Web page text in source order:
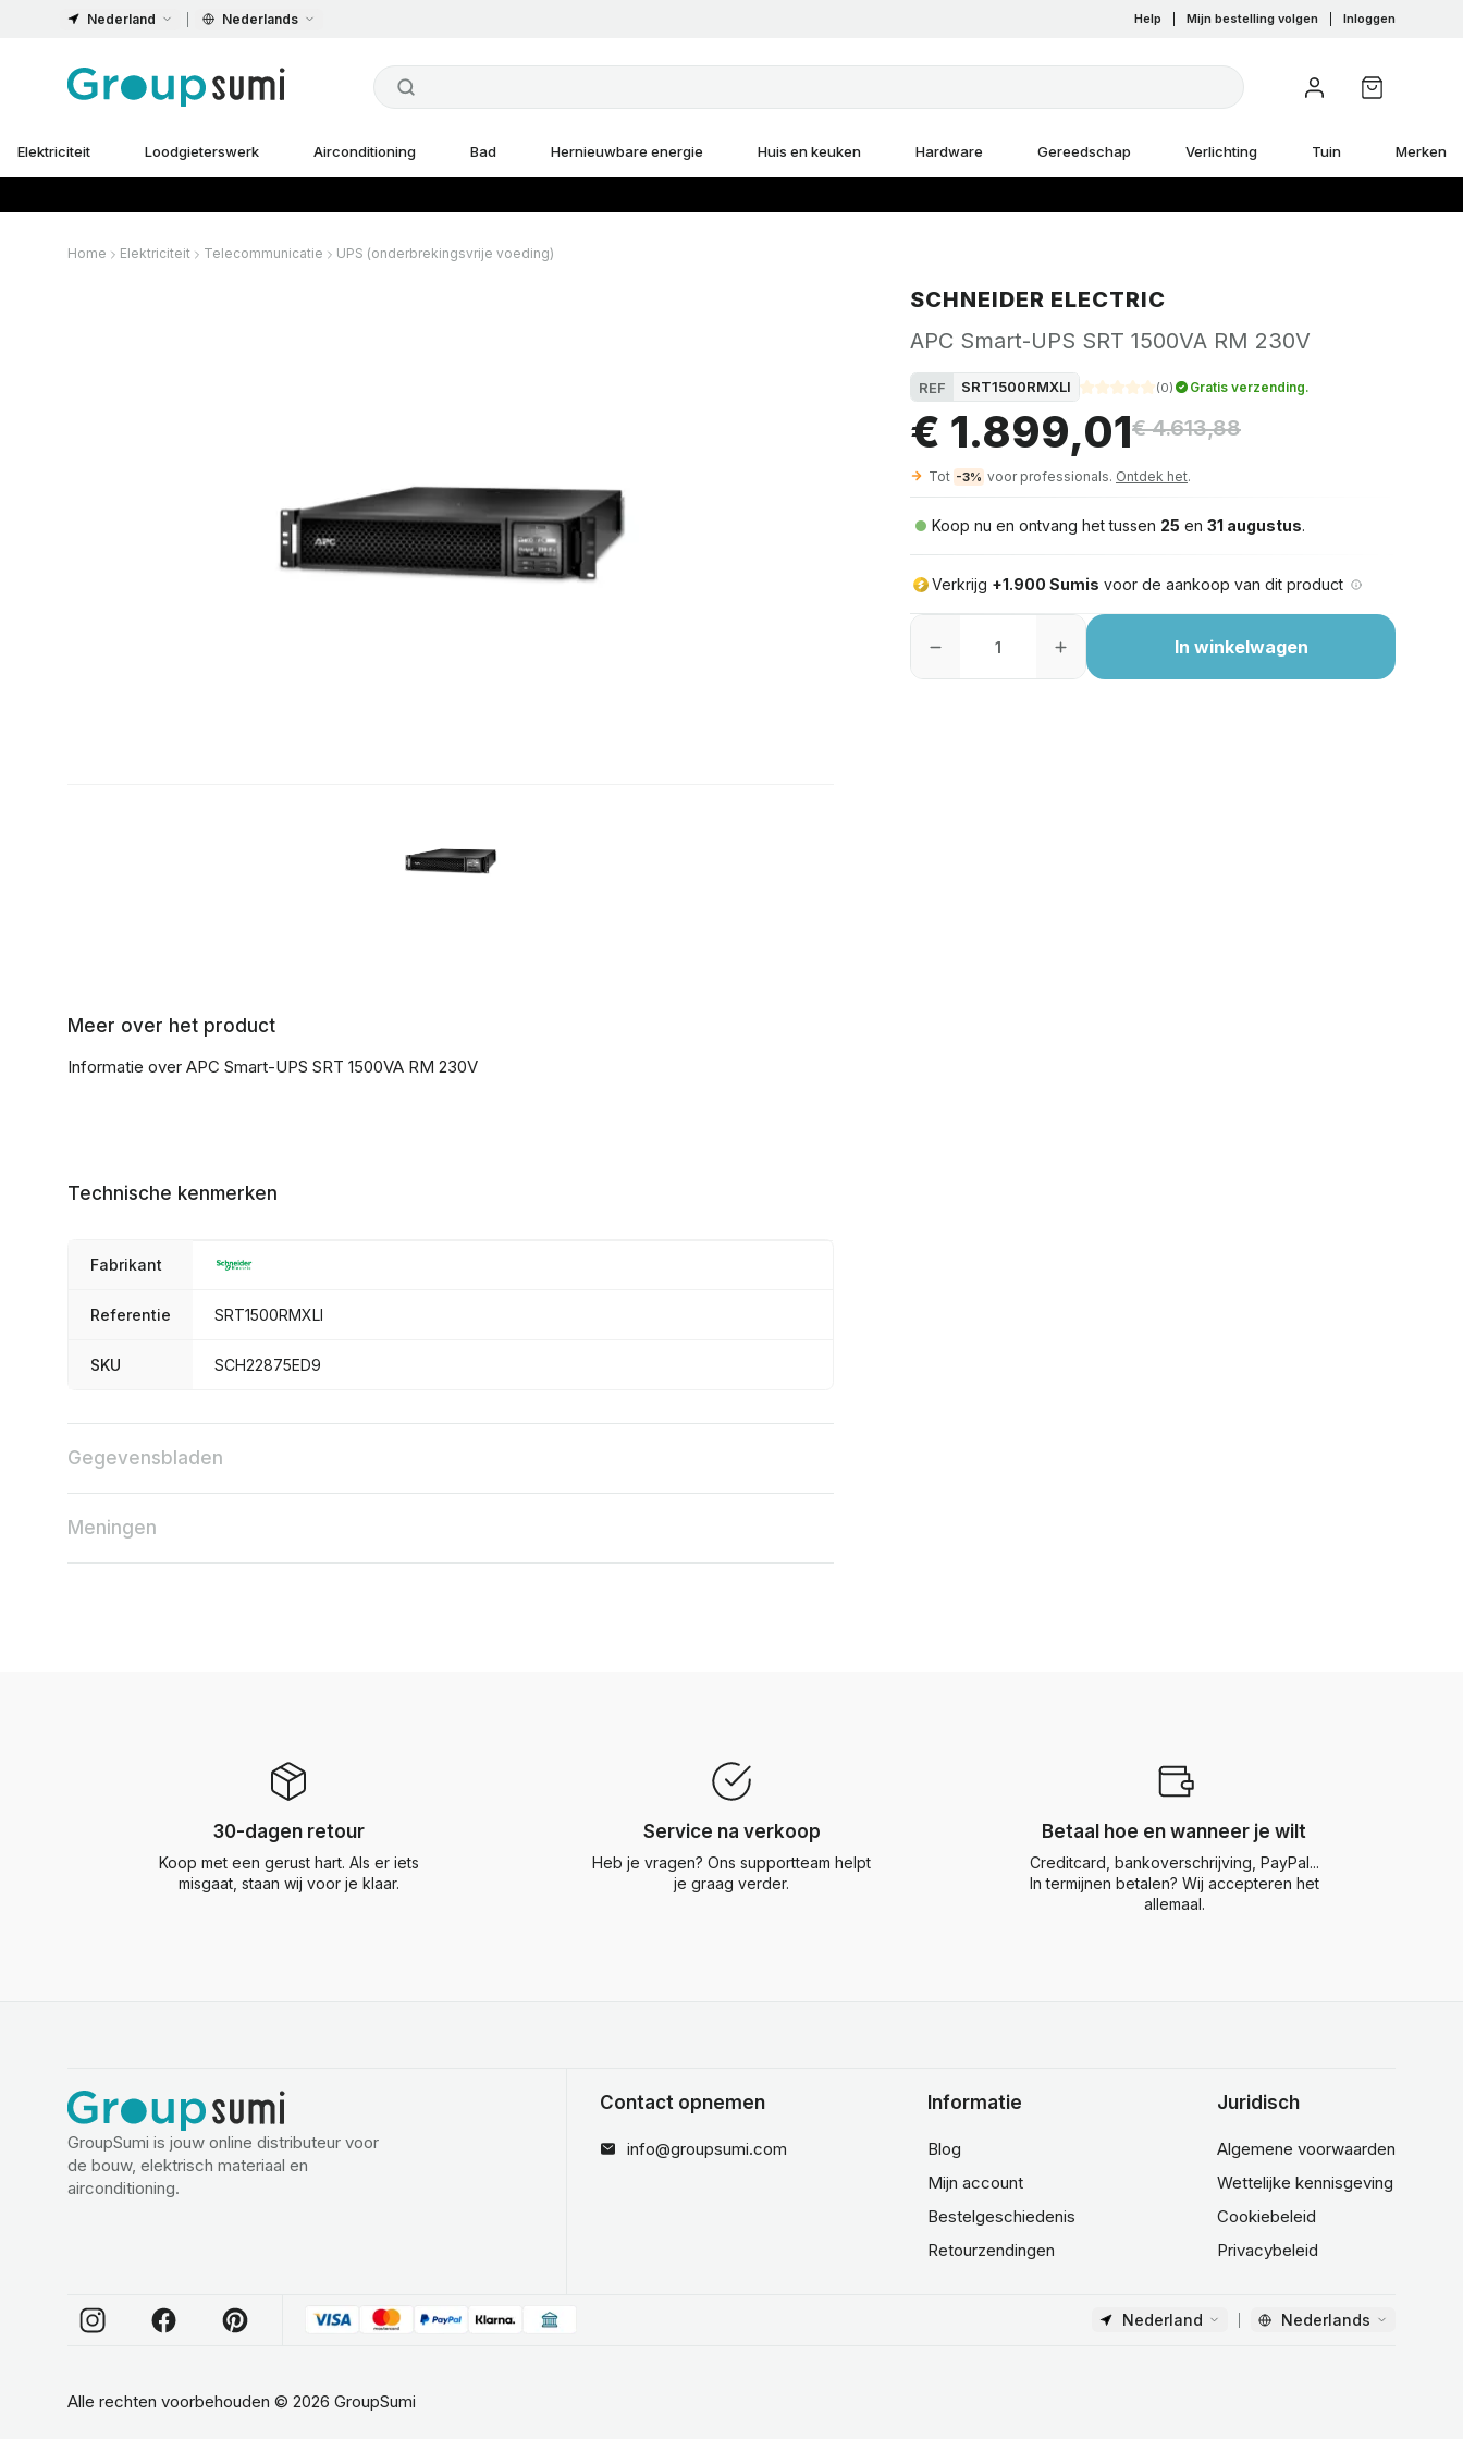
Nederland Nederlands Help Mijn bestelling volgen Inloggen
Elektriciteit Loodgieterswerk Airconditioning Bad Hernieuwbare energie Huis en keuken Hardware Gereedschap Verlichting Tuin Merken
Home Elektriciteit Telecommunicatie UPS (onderbrekingsvrije voeding)
SCHNEIDER ELECTRIC
APC Smart-UPS SRT 1500VA RM 230V
REF SRT1500RMXLI (0) Gratis verzending.
€ 1.899,01€ 4.613,88
Tot -3% voor professionals. Ontdek het.
Koop nu en ontvang het tussen 25 en 31 augustus.
Verkrijg +1.900 Sumis voor de aankoop van dit product
In winkelwagen
Meer over het product
Informatie over APC Smart-UPS SRT 1500VA RM 230V
Technische kenmerken
Fabrikant
Referentie SRT1500RMXLI
SKU SCH22875ED9
Gegevensbladen
Meningen
30-dagen retour
Koop met een gerust hart. Als er iets
misgaat, staan wij voor je klaar.
Service na verkoop
Heb je vragen? Ons supportteam helpt
je graag verder.
Betaal hoe en wanneer je wilt
Creditcard, bankoverschrijving, PayPal...
In termijnen betalen? Wij accepteren het
allemaal.
GroupSumi is jouw online distributeur voor
de bouw, elektrisch materiaal en
airconditioning.
Contact opnemen
info@groupsumi.com
Informatie
Blog
Mijn account
Bestelgeschiedenis
Retourzendingen
Juridisch
Algemene voorwaarden
Wettelijke kennisgeving
Cookiebeleid
Privacybeleid
Nederland Nederlands
Alle rechten voorbehouden © 2026 GroupSumi